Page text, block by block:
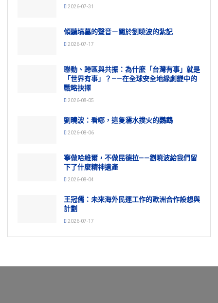
2026-07-31
傾聽墳墓的聲音－關於劉曉波的紮記
2026-07-17
聯動、跨區與共振：為什麽「台灣有事」就是
「世界有事」？——在全球安全地緣劇變中的
戰略抉擇
2026-08-05
劉曉波：看哪，這隻濡水撲火的鸚鵡
2026-08-06
寧做哈維爾，不做昆德拉——劉曉波給我們留
下了什麼精神遺產
2026-08-04
王冠儒：未來海外民運工作的歐洲合作設想與
計劃
2026-07-17